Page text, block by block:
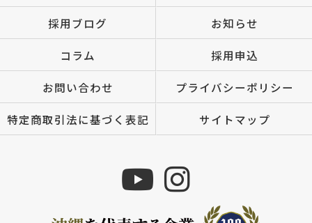
採用ブログ お知らせ
コラム 採用申込
お問い合わせ プライバシーポリシー
特定商取引法に基づく表記 サイトマップ